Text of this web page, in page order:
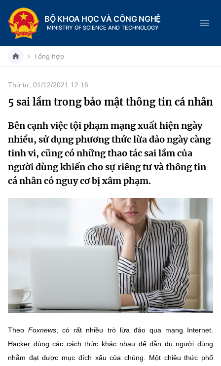
BỘ KHOA HỌC VÀ CÔNG NGHỆ
MINISTRY OF SCIENCE AND TECHNOLOGY
Danh mục
Giới thiệu
Chức năng nhiệm vụ
Cơ cấu tổ chức
Sở Khoa học và Công nghệ
Tin tức sự kiện
Khoa học và Công nghệ
Tiêu chuẩn, đo lường, chất lượng
Năng lượng nguyên tử
Tin tổng hợp
Dịch vụ công
Lấy ý kiến người dân về dự thảo VBQPPL
Đổi mới sáng tạo
Chuyển đổi số
Bưu chính, Viễn thông
THƯ ĐIỆN TỬ
Videos
Infographic
Tổng hợp
Thứ tư, 01/12/2021 12:16
5 sai lầm trong bảo mật thông tin cá nhân
Bên cạnh việc tội phạm mạng xuất hiện ngày
nhiều, sử dụng phương thức lừa đảo ngày càng
tinh vi, cũng có những thao tác sai lầm của
người dùng khiến cho sự riêng tư và thông tin
cá nhân có nguy cơ bị xâm phạm.
TheoFoxnews , có rất nhiều trò lừa đảo qua mạng Internet.
Hacker dùng các cách thức khác nhau để dẫn dụ người dùng
nhằm đạt được mục đích xấu của chúng. Một chiêu thức phổ